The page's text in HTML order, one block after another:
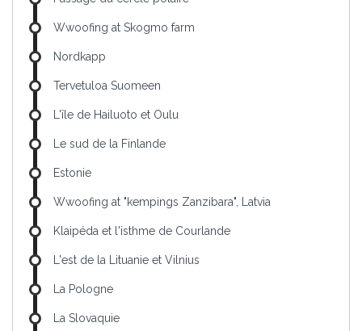
Wwoofing at Skogmo farm
Nordkapp
Tervetuloa Suomeen
L'île de Hailuoto et Oulu
Le sud de la Finlande
Estonie
Wwoofing at "kempings Zanzibara", Latvia
Klaipéda et l'isthme de Courlande
L'est de la Lituanie et Vilnius
La Pologne
La Slovaquie